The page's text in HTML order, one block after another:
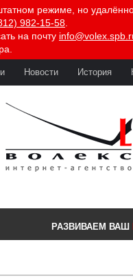
режиме, но
982-15-58
на почту
Новости История
РАЗВИВАЕМ ВАШ